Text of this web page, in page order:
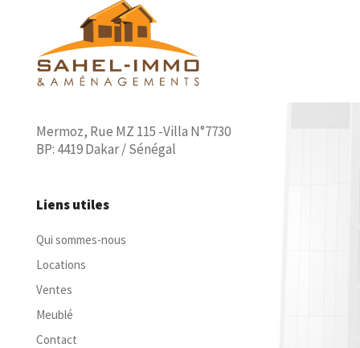
Mermoz, Rue MZ 115 -Villa N°7730
BP: 4419 Dakar / Sénégal
Liens utiles
Qui sommes-nous
Locations
Ventes
Meublé
Contact